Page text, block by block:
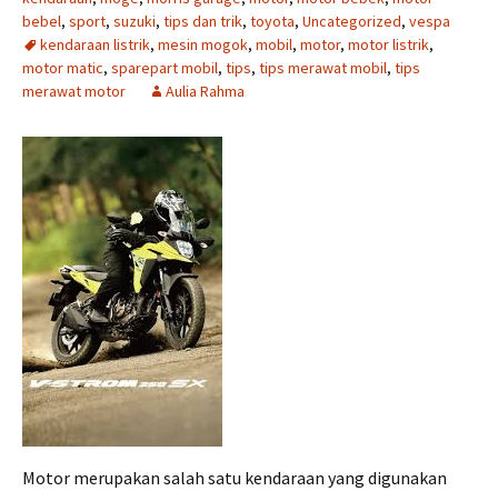
bebel, sport, suzuki, tips dan trik, toyota, Uncategorized, vespa
kendaraan listrik, mesin mogok, mobil, motor, motor listrik,
motor matic, sparepart mobil, tips, tips merawat mobil, tips
merawat motor
Aulia Rahma
Motor merupakan salah satu kendaraan yang digunakan